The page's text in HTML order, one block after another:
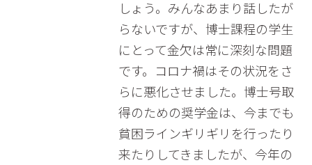
しょう。みんなあまり話したが
らないですが、博士課程の学生
にとって金欠は常に深刻な問題
です。コロナ禍はその状況をさ
らに悪化させました。博士号取
得のための奨学金は、今までも
貧困ラインギリギリを行ったり
来たりしてきましたが、今年の